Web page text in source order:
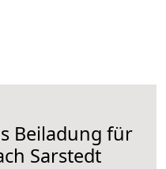
Beiladung für
Sarstedt